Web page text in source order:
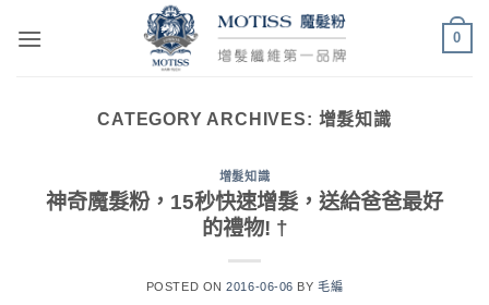
0
CATEGORY ARCHIVES: 增髮知識
增髮知識
神奇魔髮粉，15秒快速增髮，送給爸爸最好
的禮物! †
POSTED ON2016-06-06 BY毛編